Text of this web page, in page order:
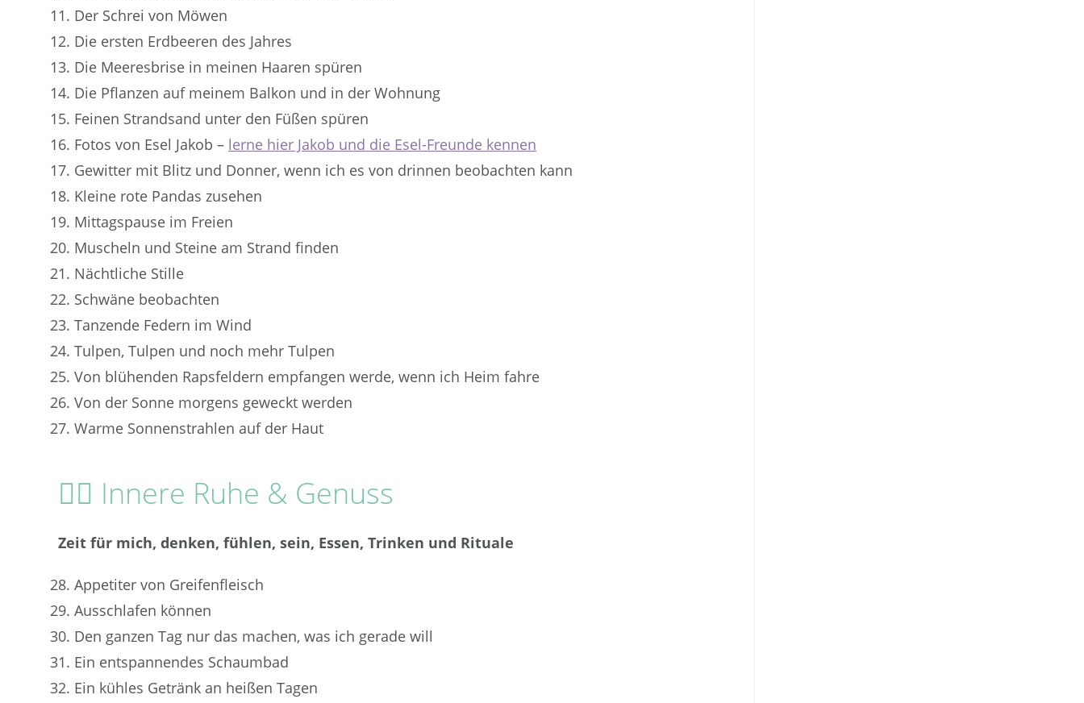
Der Schrei von Möwen
Die ersten Erdbeeren des Jahres
Die Meeresbrise in meinen Haaren spüren
Die Pflanzen auf meinem Balkon und in der Wohnung
Feinen Strandsand unter den Füßen spüren
Fotos von Esel Jakob – lerne hier Jakob und die Esel-Freunde kennen
Gewitter mit Blitz und Donner, wenn ich es von drinnen beobachten kann
Kleine rote Pandas zusehen
Mittagspause im Freien
Muscheln und Steine am Strand finden
Nächtliche Stille
Schwäne beobachten
Tanzende Federn im Wind
Tulpen, Tulpen und noch mehr Tulpen
Von blühenden Rapsfeldern empfangen werde, wenn ich Heim fahre
Von der Sonne morgens geweckt werden
Warme Sonnenstrahlen auf der Haut
🧘‍♀️ Innere Ruhe & Genuss
Zeit für mich, denken, fühlen, sein, Essen, Trinken und Rituale
Appetiter von Greifenfleisch
Ausschlafen können
Den ganzen Tag nur das machen, was ich gerade will
Ein entspannendes Schaumbad
Ein kühles Getränk an heißen Tagen